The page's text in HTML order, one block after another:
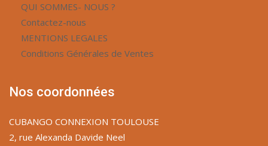
QUI SOMMES- NOUS ?
Contactez-nous
MENTIONS LEGALES
Conditions Générales de Ventes
Nos coordonnées
CUBANGO CONNEXION TOULOUSE
2, rue Alexanda Davide Neel